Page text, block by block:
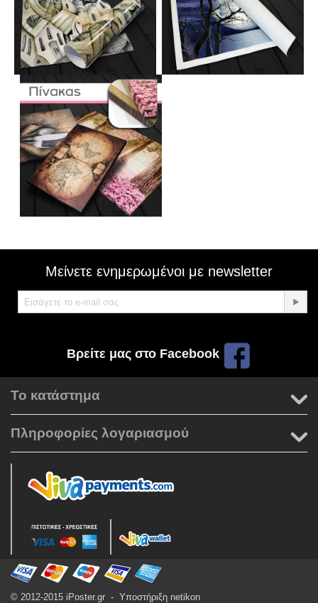
Μείνετε ενημερωμένοι με newsletter
Βρείτε μας στο Facebook
Το κατάστημα
Πληροφορίες λογαριασμού
© 2012-2015 iPoster.gr - Υποστήριξη netikon